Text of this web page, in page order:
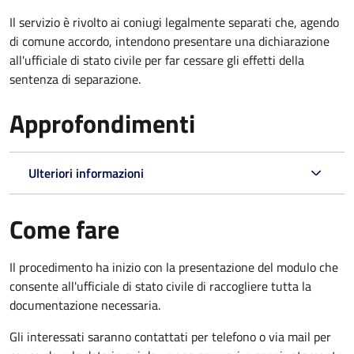
Il servizio è rivolto ai coniugi legalmente separati che, agendo
di comune accordo, intendono presentare una dichiarazione
all'ufficiale di stato civile per far cessare gli effetti della
sentenza di separazione.
Approfondimenti
Ulteriori informazioni
Come fare
Il procedimento ha inizio con la presentazione del modulo che
consente all'ufficiale di stato civile di raccogliere tutta la
documentazione necessaria.
Gli interessati saranno contattati per telefono o via mail per